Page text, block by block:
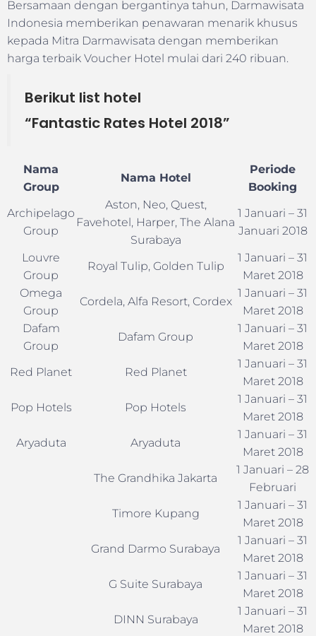
Bersamaan dengan bergantinya tahun, Darmawisata
Indonesia memberikan penawaran menarik khusus
kepada Mitra Darmawisata dengan memberikan
harga terbaik Voucher Hotel mulai dari 240 ribuan.
Berikut list hotel
“Fantastic Rates Hotel 2018”
Nama
Group
Nama Hotel
Periode
Booking
Archipelago
Group
Aston, Neo, Quest,
Favehotel, Harper, The Alana
Surabaya
1 Januari – 31
Januari 2018
Louvre
Group
Royal Tulip, Golden Tulip
1 Januari – 31
Maret 2018
Omega
Group
Cordela, Alfa Resort, Cordex
1 Januari – 31
Maret 2018
Dafam
Group
Dafam Group
1 Januari – 31
Maret 2018
Red Planet
Red Planet
1 Januari – 31
Maret 2018
Pop Hotels
Pop Hotels
1 Januari – 31
Maret 2018
Aryaduta
Aryaduta
1 Januari – 31
Maret 2018
The Grandhika Jakarta
1 Januari – 28
Februari
Timore Kupang
1 Januari – 31
Maret 2018
Grand Darmo Surabaya
1 Januari – 31
Maret 2018
G Suite Surabaya
1 Januari – 31
Maret 2018
DINN Surabaya
1 Januari – 31
Maret 2018